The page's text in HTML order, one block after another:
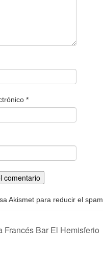
*
Akismet para reducir el spam.
Francés Bar El Hemisferio